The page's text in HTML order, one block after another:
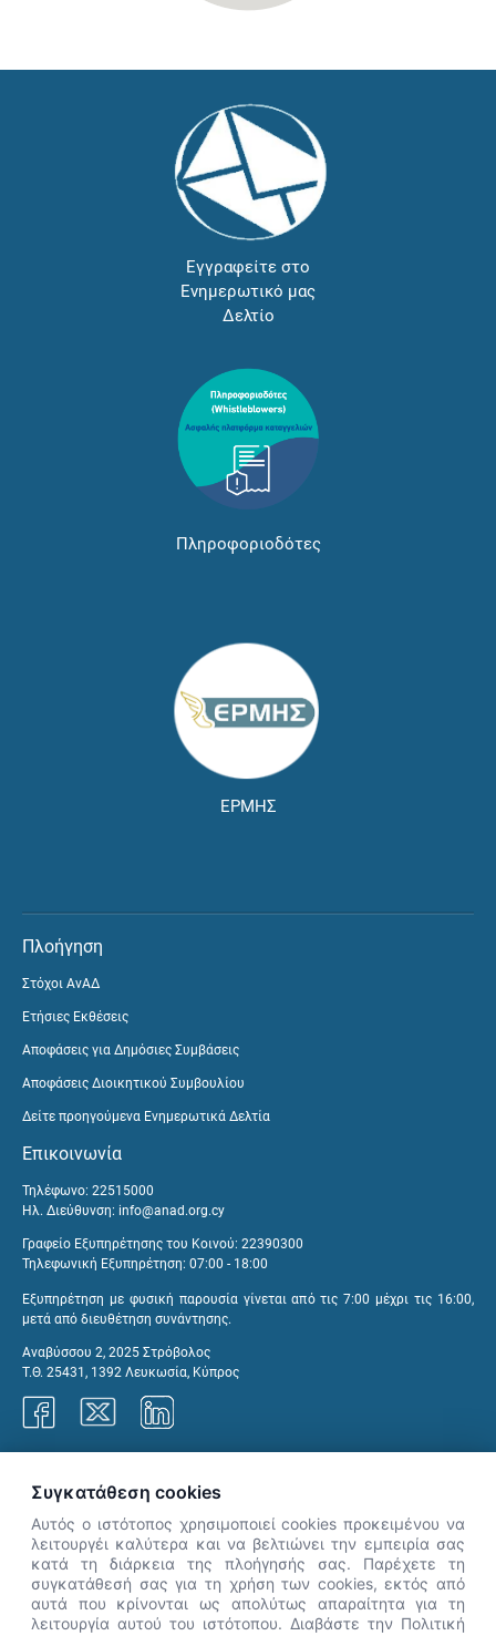
Εγγραφείτε στο
Ενημερωτικό μας
Δελτίο
Πληροφοριοδότες
ΕΡΜΗΣ
Πλοήγηση
Στόχοι ΑνΑΔ
Ετήσιες Εκθέσεις
Αποφάσεις για Δημόσιες Συμβάσεις
Αποφάσεις Διοικητικού Συμβουλίου
Δείτε προηγούμενα Ενημερωτικά Δελτία
Επικοινωνία
Τηλέφωνο: 22515000
Ηλ. Διεύθυνση: info@anad.org.cy
Γραφείο Εξυπηρέτησης του Κοινού: 22390300
Τηλεφωνική Εξυπηρέτηση: 07:00 - 18:00
Εξυπηρέτηση με φυσική παρουσία γίνεται από τις 7:00 μέχρι τις 16:00,
μετά από διευθέτηση συνάντησης.
Αναβύσσου 2, 2025 Στρόβολος
Τ.Θ. 25431, 1392 Λευκωσία, Κύπρος
👋 Καλώς ήρθες! Είμαι η Νόησις.
Πες μου πώς μπορώ να σε βοηθήσω
Συγκατάθεση cookies
Αυτός ο ιστότοπος χρησιμοποιεί cookies προκειμένου να
λειτουργέι καλύτερα και να βελτιώνει την εμπειρία σας
κατά τη διάρκεια της πλοήγησής σας. Παρέχετε τη
συγκατάθεσή σας για τη χρήση των cookies, εκτός από
αυτά που κρίνονται ως απολύτως απαραίτητα για τη
λειτουργία αυτού του ιστότοπου. Διαβάστε την Πολιτική